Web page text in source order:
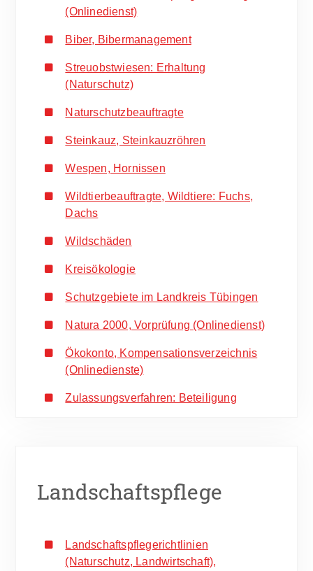
(Onlinedienst)
Biber, Bibermanagement
Streuobstwiesen: Erhaltung
(Naturschutz)
Naturschutzbeauftragte
Steinkauz, Steinkauzröhren
Wespen, Hornissen
Wildtierbeauftragte, Wildtiere: Fuchs,
Dachs
Wildschäden
Kreisökologie
Schutzgebiete im Landkreis Tübingen
Natura 2000, Vorprüfung (Onlinedienst)
Ökokonto, Kompensationsverzeichnis
(Onlinedienste)
Zulassungsverfahren: Beteiligung
Landschaftspflege
Landschaftspflegerichtlinien
(Naturschutz, Landwirtschaft),